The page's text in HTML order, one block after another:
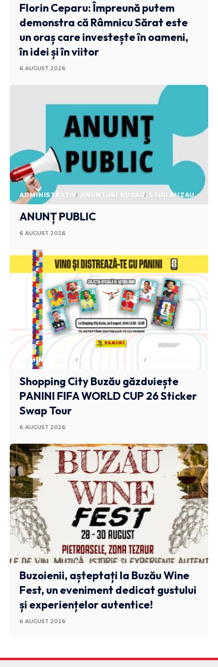
Florin Ceparu: Împreună putem
demonstra că Râmnicu Sărat este
un oraș care investește în oameni,
în idei și în viitor
6 AUGUST 2026
ADMINISTRATIV ANUNTURI BUZAU STIRI BUZAU
ANUNȚ PUBLIC
6 AUGUST 2026
ADMINISTRATIV ANUNTURI BUZAU
Shopping City Buzău găzduiește
PANINI FIFA WORLD CUP 26 Sticker
Swap Tour
6 AUGUST 2026
STIRI BUZAU
Buzoienii, așteptați la Buzău Wine
Fest, un eveniment dedicat gustului
și experiențelor autentice!
6 AUGUST 2026